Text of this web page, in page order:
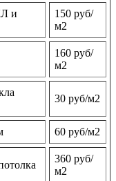
и
150 руб/
м2
160 руб/
м2
30 руб/м2
60 руб/м2
360 руб/
м2